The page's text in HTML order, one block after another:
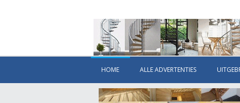
HOME ALLE ADVERTENTIES